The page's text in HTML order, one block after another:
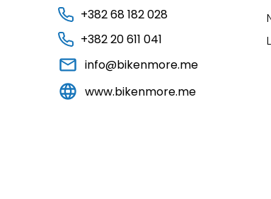
+382 68 182 028
+382 20 611 041
info@bikenmore.me
www.bikenmore.me